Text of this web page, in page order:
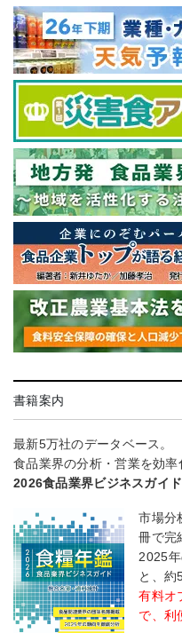
書籍案内
最新5万社のデータベース。
食品業界の分析・営業を効率
2026食品業界ビジネスガイド
市場分
冊で完
2025
と、約
有料オ
で、利